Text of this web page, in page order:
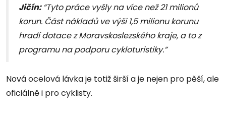
Jičín:“Tyto práce vyšly na více než 21 milionů
korun. Část nákladů ve výši 1,5 milionu korunu
hradí dotace z Moravskoslezského kraje, a to z
programu na podporu cykloturistiky.”
Nová ocelová lávka je totiž širší a je nejen pro pěší, ale
oficiálně i pro cyklisty.